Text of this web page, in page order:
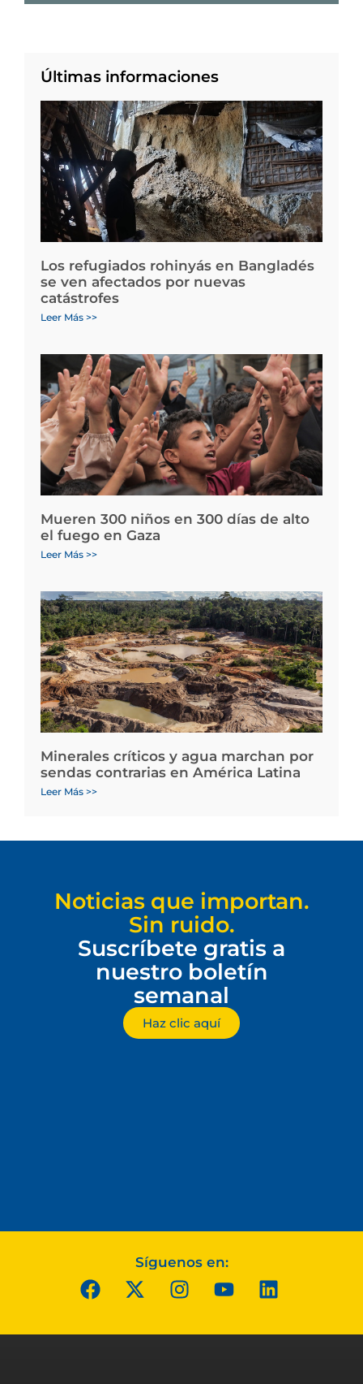
Últimas informaciones
Los refugiados rohinyás en Bangladés
se ven afectados por nuevas
catástrofes
Leer Más >>
Mueren 300 niños en 300 días de alto
el fuego en Gaza
Leer Más >>
Minerales críticos y agua marchan por
sendas contrarias en América Latina
Leer Más >>
Noticias que importan.
Sin ruido.
Suscríbete gratis a
nuestro boletín
semanal
Haz clic aquí
Síguenos en: